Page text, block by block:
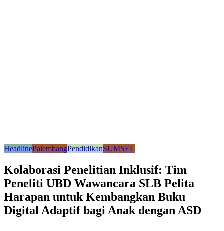
HeadlinePalembangPendidikanSUMSEL
Kolaborasi Penelitian Inklusif: Tim
Peneliti UBD Wawancara SLB Pelita
Harapan untuk Kembangkan Buku
Digital Adaptif bagi Anak dengan ASD